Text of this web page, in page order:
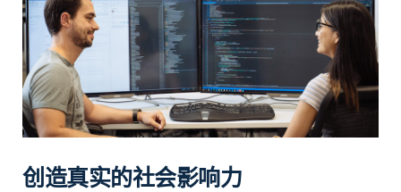
创造真实的社会影响力